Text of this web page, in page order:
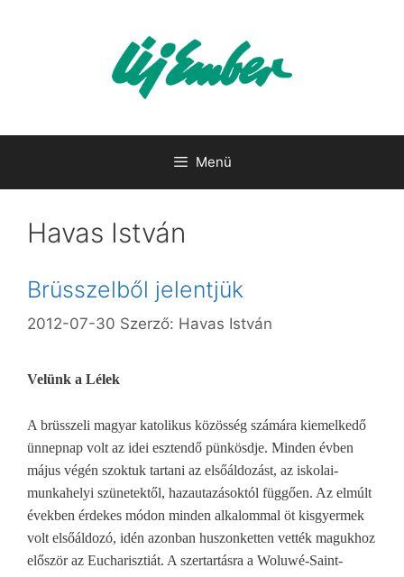
Menü
Havas István
Brüsszelből jelentjük
2012-07-30 Szerző: Havas István
Velünk a Lélek
A brüsszeli magyar katolikus közösség számára kiemelkedő
ünnepnap volt az idei esztendő pünkösdje. Minden évben
május végén szoktuk tartani az elsőáldozást, az iskolai-
munkahelyi szünetektől, hazautazásoktól függően. Az elmúlt
években érdekes módon minden alkalommal öt kisgyermek
volt elsőáldozó, idén azonban huszonketten vették magukhoz
először az Eucharisztiát. A szertartásra a Woluwé-Saint-